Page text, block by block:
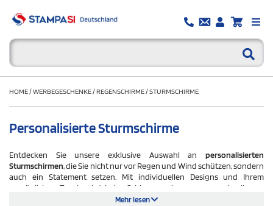
HOME/WERBEGESCHENKE/REGENSCHIRME/STURMSCHIRME
Personalisierte Sturmschirme
Entdecken Sie unsere exklusive Auswahl an personalisierten
Sturmschirmen, die Sie nicht nur vor Regen und Wind schützen, sondern
auch ein Statement setzen. Mit individuellen Designs und Ihrem
persönlichen Touch wird jeder Schirm zu einem unverwechselbaren
Accessoire, das Funktionalität und Eleganz vereint. Egal ob für den
Mehr lesen